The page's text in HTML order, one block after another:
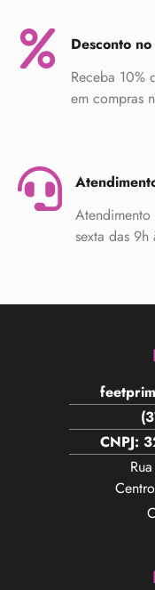
Desconto
Receba 10%
em compras
sexta das 9h
CNPJ: